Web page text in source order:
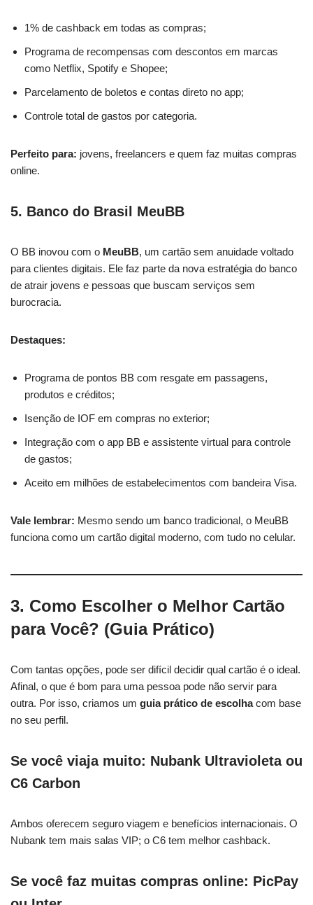
1% de cashback em todas as compras;
Programa de recompensas com descontos em marcas
como Netflix, Spotify e Shopee;
Parcelamento de boletos e contas direto no app;
Controle total de gastos por categoria.
Perfeito para: jovens, freelancers e quem faz muitas compras
online.
5. Banco do Brasil MeuBB
O BB inovou com o MeuBB, um cartão sem anuidade voltado
para clientes digitais. Ele faz parte da nova estratégia do banco
de atrair jovens e pessoas que buscam serviços sem
burocracia.
Destaques:
Programa de pontos BB com resgate em passagens,
produtos e créditos;
Isenção de IOF em compras no exterior;
Integração com o app BB e assistente virtual para controle
de gastos;
Aceito em milhões de estabelecimentos com bandeira Visa.
Vale lembrar: Mesmo sendo um banco tradicional, o MeuBB
funciona como um cartão digital moderno, com tudo no celular.
3. Como Escolher o Melhor Cartão
para Você? (Guia Prático)
Com tantas opções, pode ser difícil decidir qual cartão é o ideal.
Afinal, o que é bom para uma pessoa pode não servir para
outra. Por isso, criamos um guia prático de escolhacom base
no seu perfil.
Se você viaja muito: Nubank Ultravioleta ou
C6 Carbon
Ambos oferecem seguro viagem e benefícios internacionais. O
Nubank tem mais salas VIP; o C6 tem melhor cashback.
Se você faz muitas compras online: PicPay